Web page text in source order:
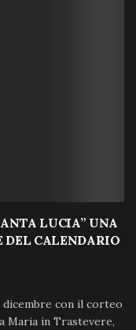
LUCIA” UNA
CALENDARIO
dicembre con il corteo
Maria in Trastevere,